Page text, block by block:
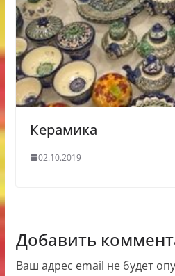
Керамика
02.10.2019
Добавить
Ваш адрес email не будет